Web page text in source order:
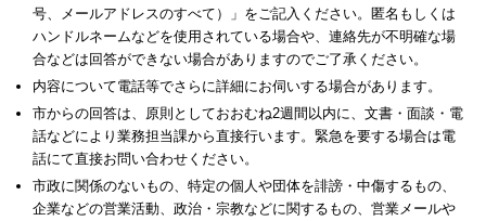
号、メールアドレスのすべて）」をご記入ください。匿名もしくは
ハンドルネームなどを使用されている場合や、連絡先が不明確な場
合などは回答ができない場合がありますのでご了承ください。
内容について電話等でさらに詳細にお伺いする場合があります。
市からの回答は、原則としておおむね2週間以内に、文書・面談・電
話などにより業務担当課から直接行います。緊急を要する場合は電
話にて直接お問い合わせください。
市政に関係のないもの、特定の個人や団体を誹謗・中傷するもの、
企業などの営業活動、政治・宗教などに関するもの、営業メールや